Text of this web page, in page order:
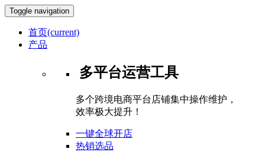
Toggle navigation
首页(current)
产品
多平台运营工具
多个跨境电商平台店铺集中操作维护，
效率极大提升！
一键全球开店
热销选品